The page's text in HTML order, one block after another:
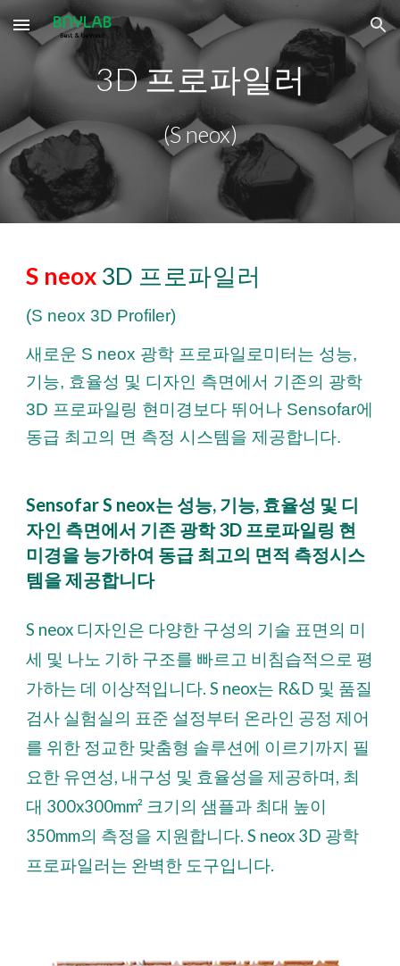
Skip to main content Skip to navigation
3D 프로파일러
(S neox)
S neox 3D 프로파일러
(S neox 3D Profiler)
새로운 S neox 광학 프로파일로미터는 성능,
기능, 효율성 및 디자인 측면에서 기존의 광학
3D 프로파일링 현미경보다 뛰어나 Sensofar에
동급 최고의 면 측정 시스템을 제공합니다.
Sensofar S neox는 성능, 기능, 효율성 및 디
자인 측면에서 기존 광학 3D 프로파일링 현
미경을 능가하여 동급 최고의 면적 측정시스
템을 제공합니다
S neox 디자인은 다양한 구성의 기술 표면의 미
세 및 나노 기하 구조를 빠르고 비침습적으로 평
가하는 데 이상적입니다. S neox는 R&D 및 품질
검사 실험실의 표준 설정부터 온라인 공정 제어
를 위한 정교한 맞춤형 솔루션에 이르기까지 필
요한 유연성, 내구성 및 효율성을 제공하며, 최
대 300x300mm² 크기의 샘플과 최대 높이
350mm의 측정을 지원합니다. S neox 3D 광학
프로파일러는 완벽한 도구입니다.